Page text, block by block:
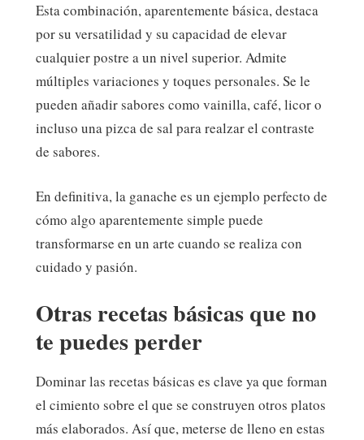
Esta combinación, aparentemente básica, destaca
por su versatilidad y su capacidad de elevar
cualquier postre a un nivel superior. Admite
múltiples variaciones y toques personales. Se le
pueden añadir sabores como vainilla, café, licor o
incluso una pizca de sal para realzar el contraste
de sabores.
En definitiva, la ganache es un ejemplo perfecto de
cómo algo aparentemente simple puede
transformarse en un arte cuando se realiza con
cuidado y pasión.
Otras recetas básicas que no
te puedes perder
Dominar las recetas básicas es clave ya que forman
el cimiento sobre el que se construyen otros platos
más elaborados. Así que, meterse de lleno en estas